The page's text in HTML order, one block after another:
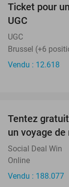
Ticket pour
UGC
UGC
Brussel (+6
Vendu : 12.618
Tentez
un voyage
Social Deal Win
Online
Vendu : 188.077